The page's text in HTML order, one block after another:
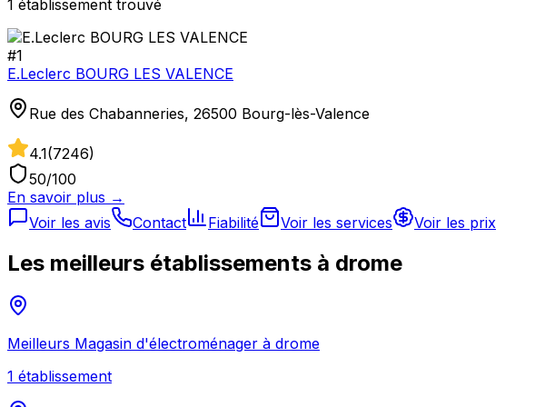
1 établissement trouvé
#1
E.Leclerc BOURG LES VALENCE
Rue des Chabanneries, 26500 Bourg-lès-Valence
4.1(7246)
50/100
En savoir plus →
Voir les avis
Contact Fiabilité Voir les services Voir les prix
Les meilleurs établissements à drome
Meilleurs Magasin d'électroménager à drome
1 établissement